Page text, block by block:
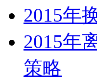
2015年
2015年
策略